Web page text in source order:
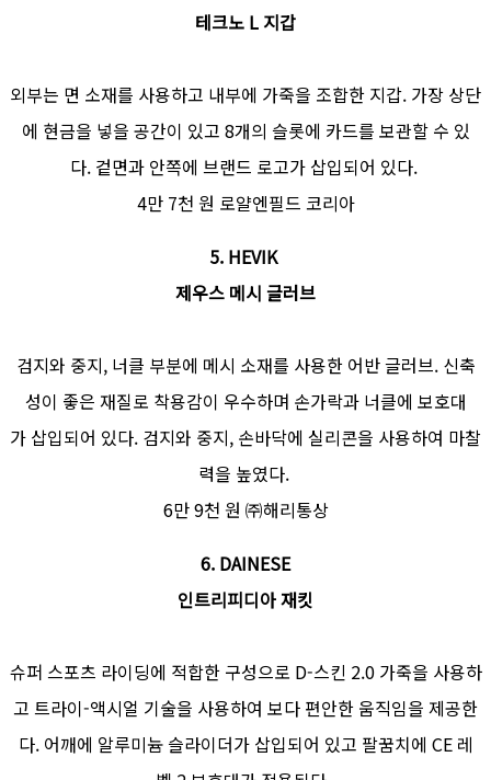
테크노 L 지갑
외부는 면 소재를 사용하고 내부에 가죽을 조합한 지갑. 가장 상단
에 현금을 넣을 공간이 있고 8개의 슬롯에 카드를 보관할 수 있
다. 겉면과 안쪽에 브랜드 로고가 삽입되어 있다.
4만 7천 원 로얄엔필드 코리아
5. HEVIK
제우스 메시 글러브
검지와 중지, 너클 부분에 메시 소재를 사용한 어반 글러브. 신축
성이 좋은 재질로 착용감이 우수하며 손가락과 너클에 보호대
가 삽입되어 있다. 검지와 중지, 손바닥에 실리콘을 사용하여 마찰
력을 높였다.
6만 9천 원 ㈜해리통상
6. DAINESE
인트리피디아 재킷
슈퍼 스포츠 라이딩에 적합한 구성으로 D-스킨 2.0 가죽을 사용하
고 트라이-액시얼 기술을 사용하여 보다 편안한 움직임을 제공한
다. 어깨에 알루미늄 슬라이더가 삽입되어 있고 팔꿈치에 CE 레